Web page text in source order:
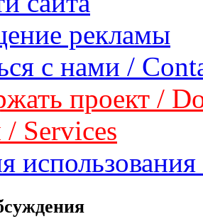
рекламы
с нами /
проект /
/ Services